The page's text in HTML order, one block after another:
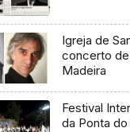
Igreja de
concerto de
Madeira
Festival
da Ponta